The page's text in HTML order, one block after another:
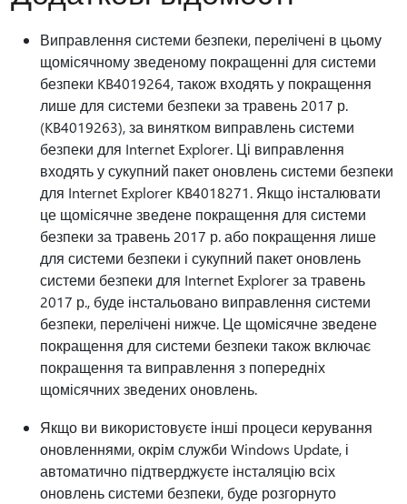
Виправлення системи безпеки, перелічені в цьому
щомісячному зведеному покращенні для системи
безпеки KB4019264, також входять у покращення
лише для системи безпеки за травень 2017 р.
(KB4019263), за винятком виправлень системи
безпеки для Internet Explorer. Ці виправлення
входять у сукупний пакет оновлень системи безпеки
для Internet Explorer KB4018271. Якщо інсталювати
це щомісячне зведене покращення для системи
безпеки за травень 2017 р. або покращення лише
для системи безпеки і сукупний пакет оновлень
системи безпеки для Internet Explorer за травень
2017 р., буде інстальовано виправлення системи
безпеки, перелічені нижче. Це щомісячне зведене
покращення для системи безпеки також включає
покращення та виправлення з попередніх
щомісячних зведених оновлень.
Якщо ви використовуєте інші процеси керування
оновленнями, окрім служби Windows Update, і
автоматично підтверджуєте інсталяцію всіх
оновлень системи безпеки, буде розгорнуто